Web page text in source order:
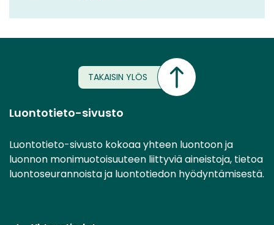
TAKAISIN YLÖS
Luontotieto-sivusto
Luontotieto-sivusto kokoaa yhteen luontoon ja
luonnon monimuotoisuuteen liittyviä aineistoja, tietoa
luontoseurannoista ja luontotiedon hyödyntämisestä.